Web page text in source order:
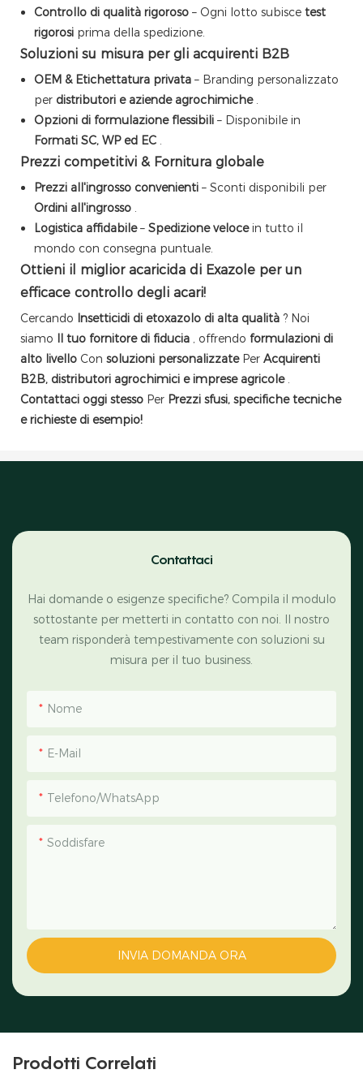
Controllo di qualità rigoroso – Ogni lotto subisce test
rigorosi prima della spedizione.
Soluzioni su misura per gli acquirenti B2B
OEM & Etichettatura privata – Branding personalizzato
per distributori e aziende agrochimiche .
Opzioni di formulazione flessibili – Disponibile in
Formati SC, WP ed EC .
Prezzi competitivi & Fornitura globale
Prezzi all'ingrosso convenienti – Sconti disponibili per
Ordini all'ingrosso .
Logistica affidabile– Spedizione velocein tutto il
mondo con consegna puntuale.
Ottieni il miglior acaricida di Exazole per un
efficace controllo degli acari!
Cercando Insetticidi di etoxazolo di alta qualità ? Noi
siamo Il tuo fornitore di fiducia , offrendo formulazioni di
alto livello Con soluzioni personalizzate Per Acquirenti
B2B, distributori agrochimici e imprese agricole .
Contattaci oggi stesso Per Prezzi sfusi, specifiche tecniche
e richieste di esempio!
Contattaci
Hai domande o esigenze specifiche? Compila il modulo
sottostante per metterti in contatto con noi. Il nostro
team risponderà tempestivamente con soluzioni su
misura per il tuo business.
Nome
E-Mail
Telefono/WhatsApp
Soddisfare
INVIA DOMANDA ORA
Prodotti Correlati